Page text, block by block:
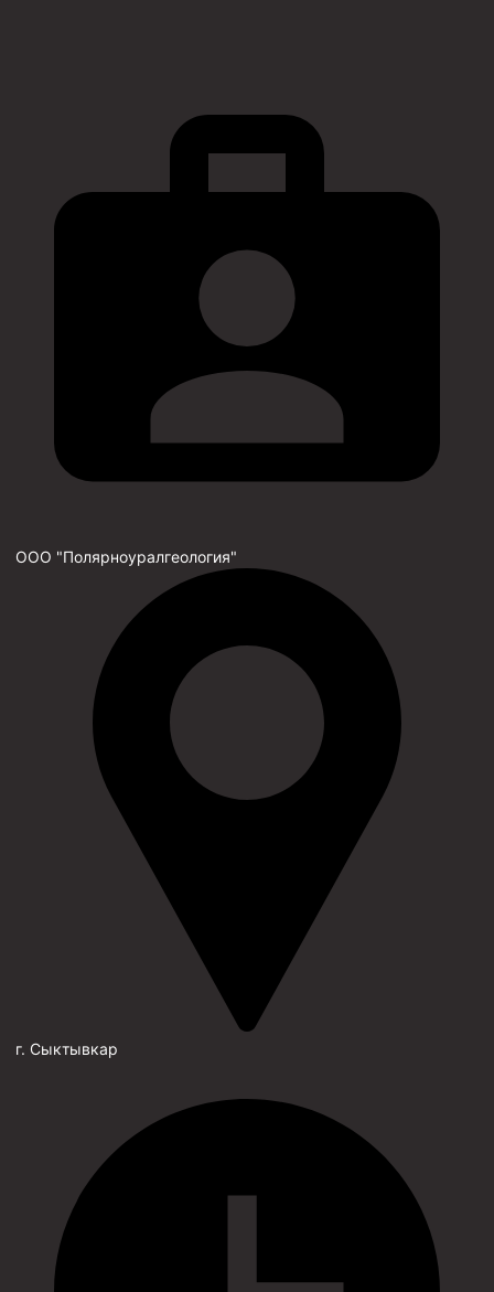
ООО "Полярноуралгеология"
г. Сыктывкар